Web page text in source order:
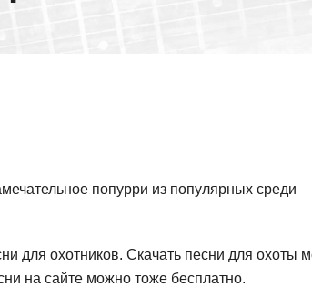
попурри из популярных среди
для охотников. Скачать песни для охоты
на сайте можно тоже бесплатно.